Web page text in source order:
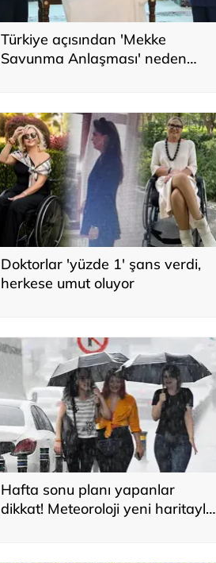
Türkiye açısından 'Mekke
Savunma Anlaşması' neden
Doktorlar 'yüzde 1' şans verdi,
herkese umut oluyor
Hafta sonu planı yapanlar
dikkat! Meteoroloji yeni haritayla